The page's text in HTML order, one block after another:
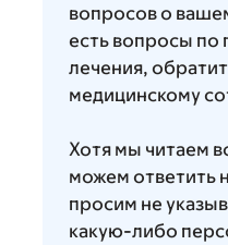
вопросов о
есть вопросы по
лечения,
медицинскому
Хотя мы читаем
можем ответить
просим не
какую-либо